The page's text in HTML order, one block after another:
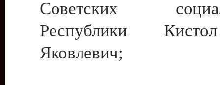
Советских
Республики
Яковлевич;